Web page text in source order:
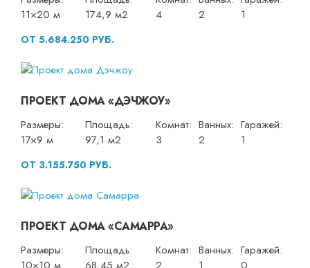
11×20 м
174,9 м2
4
2
1
ОТ 5.684.250 РУБ.
ПРОЕКТ ДОМА «ДЭЧЖОУ»
Размеры:
17×9 м
Площадь:
97,1 м2
Комнат:
3
Ванных:
2
Гаражей:
1
ОТ 3.155.750 РУБ.
ПРОЕКТ ДОМА «САМАРРА»
Размеры:
10×10 м
Площадь:
68,45 м2
Комнат:
2
Ванных:
1
Гаражей:
0